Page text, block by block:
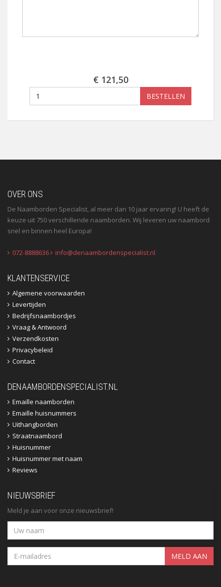
€ 121,50
BESTELLEN
OVER ONS
De Naamborden Specialist, al meer dan 10 jaar ervaring! U heeft de
keuze uit 750 verschillende naamborden. Wij leveren uw naambord
snel en binnen heel Europa!
072-8888636 info@denaambordenspecialist.nl
KLANTENSERVICE
Algemene voorwaarden
Levertijden
Bedrijfsnaambordjes
Vraag & Antwoord
Verzendkosten
Privacybeleid
Contact
DENAAMBORDENSPECIALIST.NL
Emaille naamborden
Emaille huisnummers
Uithangborden
Straatnaambord
Huisnummer
Huisnummer met naam
Reviews
NIEUWSBRIEF
Meld je aan voor onze nieuwsbrief!
MELD AAN